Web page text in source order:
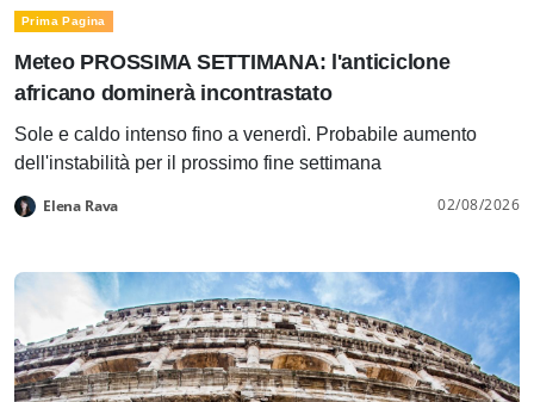
Prima Pagina
Meteo PROSSIMA SETTIMANA: l'anticiclone
africano dominerà incontrastato
Sole e caldo intenso fino a venerdì. Probabile aumento
dell'instabilità per il prossimo fine settimana
Elena Rava 02/08/2026